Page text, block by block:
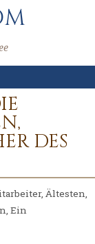
DES
Ältesten,
Ein